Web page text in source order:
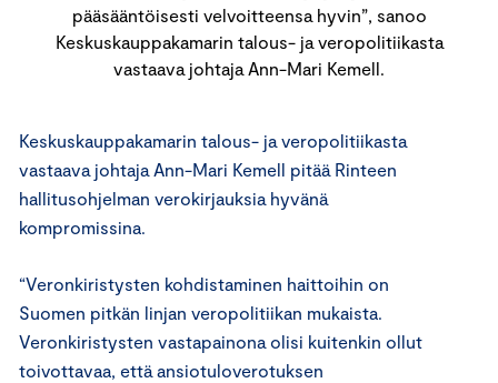
pääsääntöisesti velvoitteensa hyvin”, sanoo
Keskuskauppakamarin talous- ja veropolitiikasta
vastaava johtaja Ann-Mari Kemell.
Keskuskauppakamarin talous- ja veropolitiikasta
vastaava johtaja Ann-Mari Kemell pitää Rinteen
hallitusohjelman verokirjauksia hyvänä
kompromissina.
“Veronkiristysten kohdistaminen haittoihin on
Suomen pitkän linjan veropolitiikan mukaista.
Veronkiristysten vastapainona olisi kuitenkin ollut
toivottavaa, että ansiotuloverotuksen